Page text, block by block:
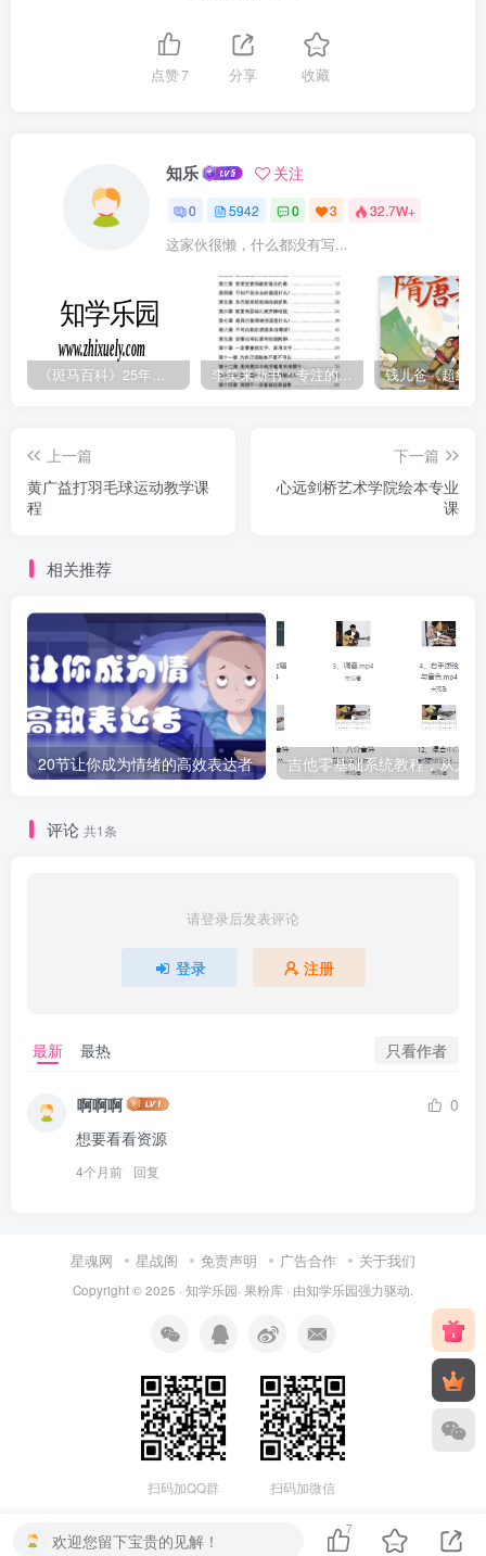
点赞7 分享 收藏
知乐 关注
0 5942 0 3 32.7W+
这家伙很懒，什么都没有写...
《斑马百科》25年最新30科全套高清视频 李笑来新书：专注的真相 [PDF]
上一篇
黄广益打羽毛球运动教学课
程
下一篇
心远剑桥艺术学院绘本专业
课
相关推荐
20节让你成为情绪的高效表达者
评论 共1条
请登录后发表评论
登录 注册
最新 最热 只看作者
啊啊啊
0
想要看看资源
4个月前 回复
星魂网 星战阁 免责声明 广告合作 关于我们
Copyright © 2025 · 知学乐园· 果粉库 · 由知学乐园强力驱动.
扫码加QQ群 扫码加微信
欢迎您留下宝贵的见解！
7